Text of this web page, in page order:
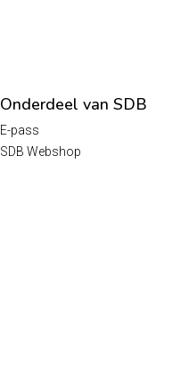
Onderdeel van SDB
E-pass
SDB Webshop